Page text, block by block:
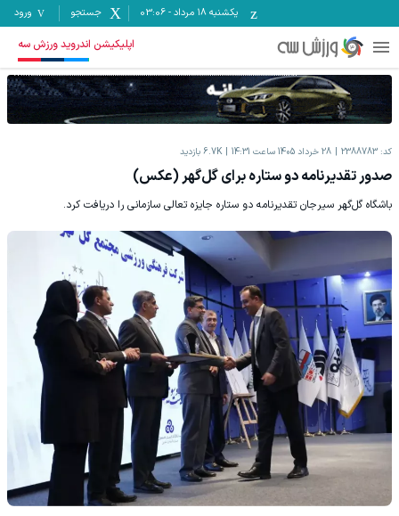
یکشنبه ۱۸ مرداد -
03:06 جستجو ورود
اپلیکیشن اندروید ورزش سه
کد: 2388783 28 خرداد 1405 ساعت 14:31 6.7K بازدید
صدور تقدیرنامه دو ستاره برای گل‌گهر (عکس)
باشگاه گل‌گهر سیرجان تقدیرنامه دو ستاره جایزه تعالی سازمانی را دریافت کرد.